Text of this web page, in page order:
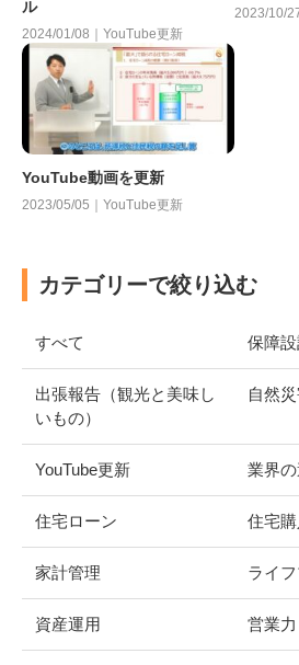
ル
2024/01/08｜YouTube更新
2023/10/
YouTube動画を更新
2023/05/05｜YouTube更新
カテゴリーで絞り込む
すべて 保障
出張報告（観光と美味し
いもの）
自然
YouTube更新 業界の
住宅ローン 住宅購
家計管理 ライ
資産運用 営業力